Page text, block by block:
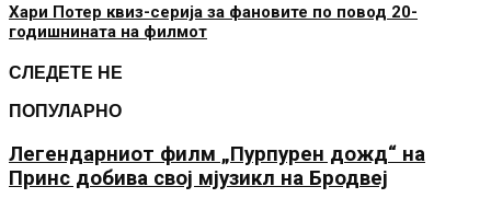
Хари Потер квиз-серија за фановите по повод 20-
годишнината на филмот
СЛЕДЕТЕ НЕ
ПОПУЛАРНО
Легендарниот филм „Пурпурен дожд“ на
Принс добива свој мјузикл на Бродвеј